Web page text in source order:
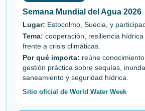
Semana Mundial del Agua 2026
Lugar: Estocolmo, Suecia, y
Tema: cooperación, resiliencia
frente a crisis climáticas.
Por qué importa: reúne
gestión práctica sobre sequías,
saneamiento y seguridad hídrica.
Sitio oficial de World Water Week